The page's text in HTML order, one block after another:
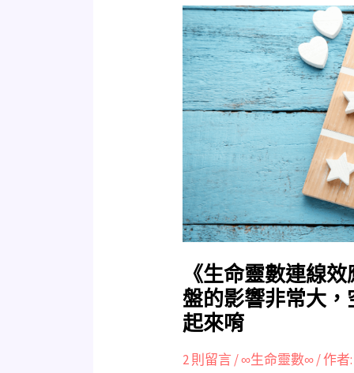
《生命靈數連線
盤的影響非常大
起來唷
2 則留言/∞生命靈數∞/ 作者:
《生
命
靈
數
連
線
效
應
懶
人
包》
連
線
對
我
們
的